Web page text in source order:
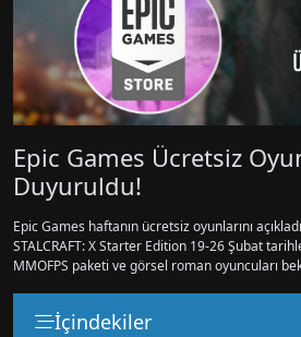
Epic Games Ücretsiz
Duyuruldu!
Epic Games haftanın ücretsiz oyunlarını
STALCRAFT: X Starter Edition 19-26 Şubat
MMOFPS paketi ve görsel roman oyuncuları
İçindekiler